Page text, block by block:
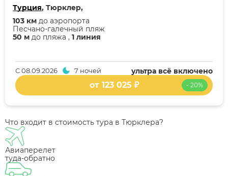
Турция, Тюрклер,
50 м до пляжа , 1 линия
Песчано-галечный пляж
103 км до аэропорта
ультра всё включено
С08.09.2026 7 ночей
- 20%
от 123 025 ₽
Что входит в стоимость тура в Тюрклера?
Авиаперелет
туда-обратно